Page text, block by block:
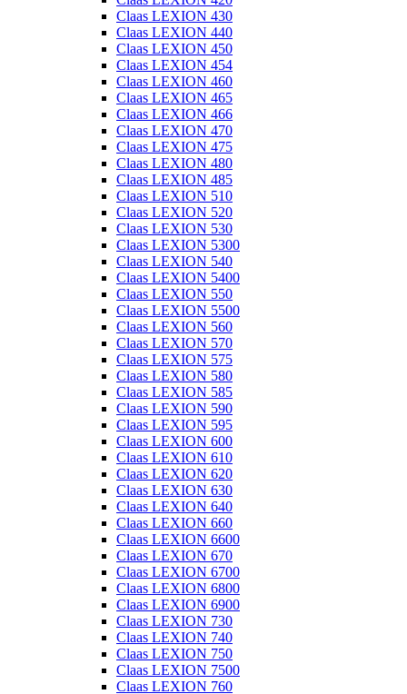
Claas LEXION 430
Claas LEXION 440
Claas LEXION 450
Claas LEXION 454
Claas LEXION 460
Claas LEXION 465
Claas LEXION 466
Claas LEXION 470
Claas LEXION 475
Claas LEXION 480
Claas LEXION 485
Claas LEXION 510
Claas LEXION 520
Claas LEXION 530
Claas LEXION 5300
Claas LEXION 540
Claas LEXION 5400
Claas LEXION 550
Claas LEXION 5500
Claas LEXION 560
Claas LEXION 570
Claas LEXION 575
Claas LEXION 580
Claas LEXION 585
Claas LEXION 590
Claas LEXION 595
Claas LEXION 600
Claas LEXION 610
Claas LEXION 620
Claas LEXION 630
Claas LEXION 640
Claas LEXION 660
Claas LEXION 6600
Claas LEXION 670
Claas LEXION 6700
Claas LEXION 6800
Claas LEXION 6900
Claas LEXION 730
Claas LEXION 740
Claas LEXION 750
Claas LEXION 7500
Claas LEXION 760